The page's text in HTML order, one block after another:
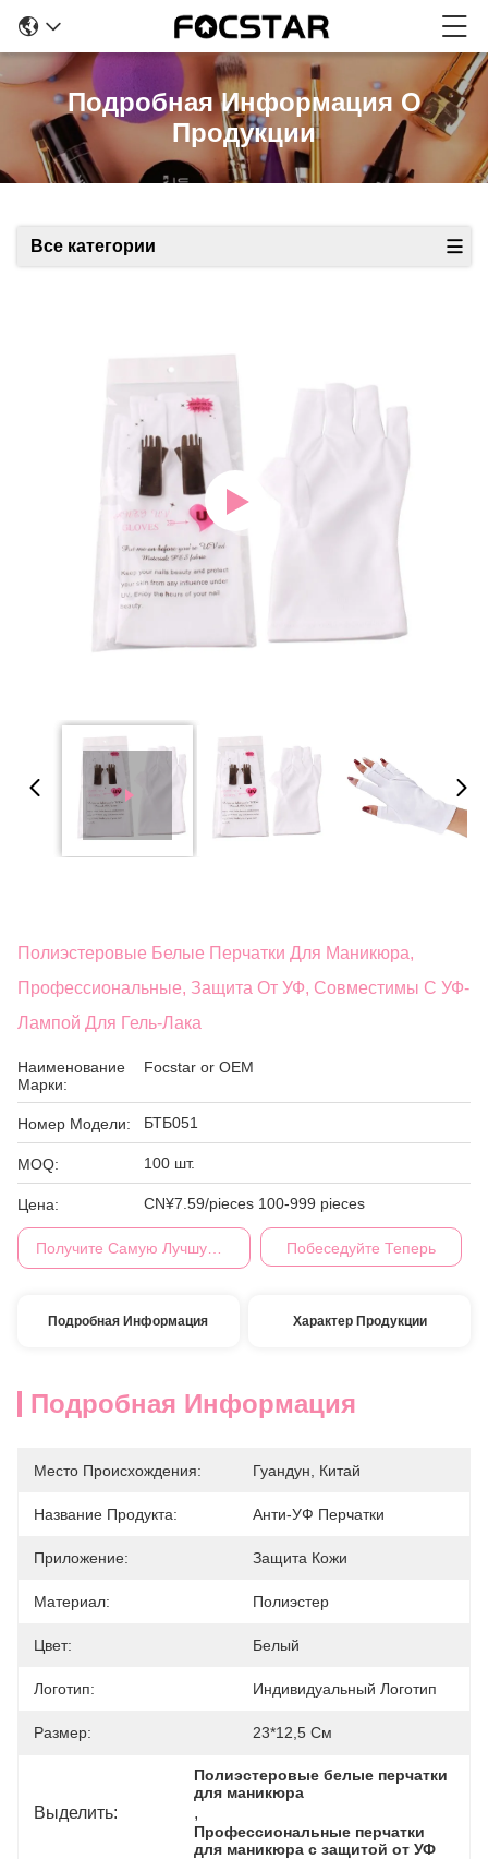
Подробная Информация О
Продукции
Все категории
Полиэстеровые Белые Перчатки Для Маникюра,
Профессиональные, Защита От УФ, Совместимы С УФ-
Лампой Для Гель-Лака
Наименование
Марки:
Focstar or OEM
Номер Модели: БТБ051
MOQ: 100 шт.
Цена: CN¥7.59/pieces 100-999 pieces
Побеседуйте Теперь
Подробная Информация Характер Продукции
Подробная Информация
Место Происхождения: Гуандун, Китай
Название Продукта: Анти-УФ Перчатки
Приложение: Защита Кожи
Материал: Полиэстер
Цвет: Белый
Логотип: Индивидуальный Логотип
Размер: 23*12,5 См
Выделить:
Полиэстеровые белые перчатки
для маникюра
,
Профессиональные перчатки
для маникюра с защитой от УФ